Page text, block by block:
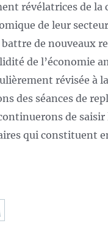
révélatrices de la
de leur
de nouveaux
de l’économie
révisée à
des séances de
de saisir
qui constituent